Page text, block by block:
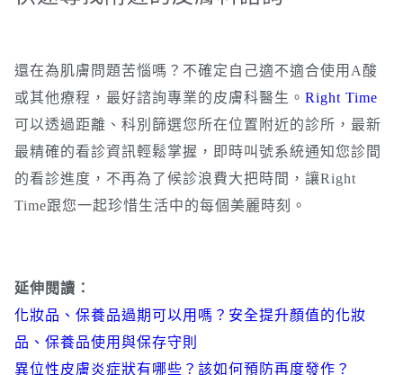
還在為肌膚問題苦惱嗎？不確定自己適不適合使用A酸
或其他療程，最好諮詢專業的皮膚科醫生。 Right Time
可以透過距離、科別篩選您所在位置附近的診所，最新
最精確的看診資訊輕鬆掌握，即時叫號系統通知您診間
的看診進度，不再為了候診浪費大把時間，讓Right
Time跟您一起珍惜生活中的每個美麗時刻。
延伸閱讀：
化妝品、保養品過期可以用嗎？安全提升顏值的化妝
品、保養品使用與保存守則
異位性皮膚炎症狀有哪些？該如何預防再度發作？